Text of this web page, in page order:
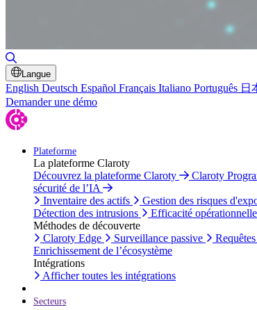
Langue
English Deutsch Español Français Italiano Português 日
Demander une démo
Plateforme
La plateforme Claroty
Découvrez la plateforme Claroty
Claroty
sécurité de l’IA
Inventaire des actifs
Gestion des risques
Détection des intrusions
Efficacité opérationnelle
Méthodes de découverte
Claroty Edge
Surveillance passive
Enrichissement de l’écosystème
Intégrations
Afficher toutes les intégrations
Secteurs